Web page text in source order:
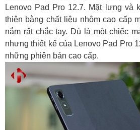
Lenovo Pad Pro 12.7. Mặt lưng và
thiện bằng chất liệu nhôm cao cấp
nắm rất chắc tay. Dù là một chiếc
nhưng thiết kế của Lenovo Pad Pro
những phiên bản cao cấp.